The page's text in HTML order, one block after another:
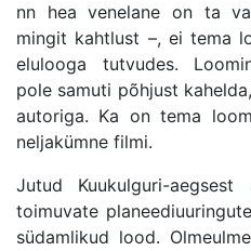
nn hea venelane on ta
mingit kahtlust –, ei tema
elulooga tutvudes.
pole samuti põhjust
autoriga. Ka on tema
neljakümne filmi.
Jutud Kuukulguri-
toimuvate
südamlikud lood.